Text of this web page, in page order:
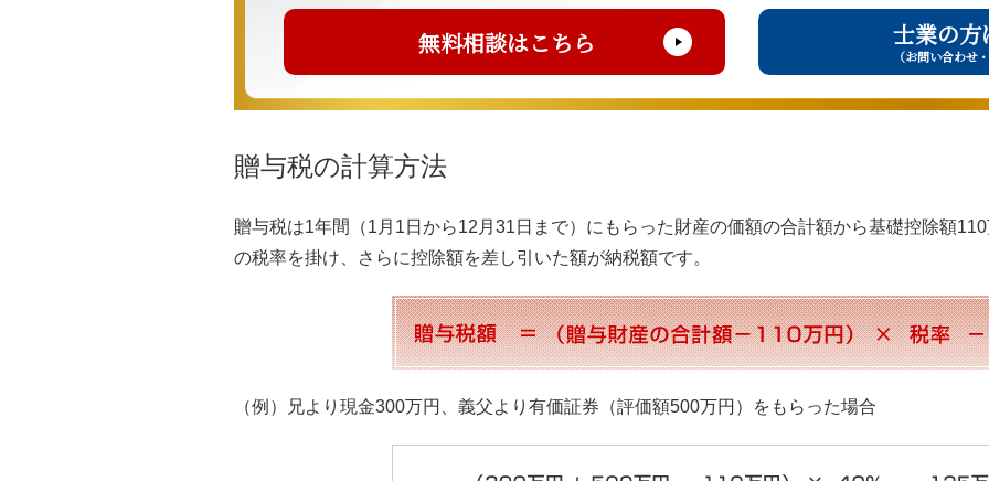
無料相談はこちら 士業の方
（お問い合わせ
贈与税の計算方法
贈与税は1年間（1月1日から12月31日まで）にもらった財産の価額の合計額から基礎控除額
の税率を掛け、さらに控除額を差し引いた額が納税額です。
（例）兄より現金300万円、義父より有価証券（評価額500万円）をもらった場合